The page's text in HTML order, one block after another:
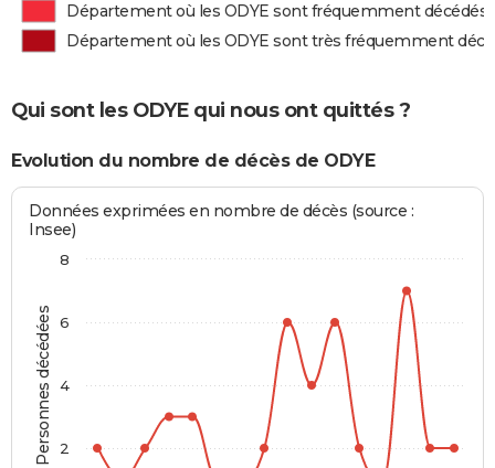
Département où les ODYE sont fréquemment décédés
Département où les ODYE sont très fréquemment
Qui sont les ODYE qui nous ont quittés ?
Evolution du nombre de décès de ODYE
Personnes décédées
Données exprimées en nombre de décès (source :
Insee)
2
4
6
8